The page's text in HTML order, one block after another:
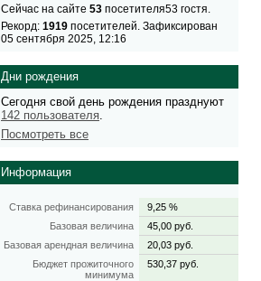
Сейчас на сайте 53 посетителя53 гостя.
Рекорд: 1919 посетителей. Зафиксирован
05 сентября 2025, 12:16
Дни рождения
Сегодня свой день рождения празднуют
142 пользователя.
Посмотреть все
Информация
Ставка рефинансирования
9,25 %
Базовая величина
45,00 руб.
Базовая арендная величина
20,03 руб.
Бюджет прожиточного
минимума
530,37 руб.